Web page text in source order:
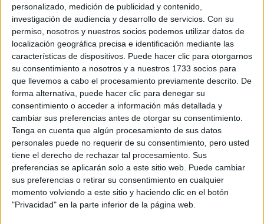
personalizado, medición de publicidad y contenido,
investigación de audiencia y desarrollo de servicios. Con su
permiso, nosotros y nuestros socios podemos utilizar datos de
localización geográfica precisa e identificación mediante las
características de dispositivos. Puede hacer clic para otorgarnos
su consentimiento a nosotros y a nuestros 1733 socios para
que llevemos a cabo el procesamiento previamente descrito. De
forma alternativa, puede hacer clic para denegar su
consentimiento o acceder a información más detallada y
cambiar sus preferencias antes de otorgar su consentimiento.
Tenga en cuenta que algún procesamiento de sus datos
personales puede no requerir de su consentimiento, pero usted
tiene el derecho de rechazar tal procesamiento. Sus
preferencias se aplicarán solo a este sitio web. Puede cambiar
sus preferencias o retirar su consentimiento en cualquier
momento volviendo a este sitio y haciendo clic en el botón
"Privacidad" en la parte inferior de la página web.
“Estamos muy contentos de que ROUGE sea la primera
perfumería de lujo de Argentinaen lanzar un dispositivo
de altísima calidad que brinda una experiencia
totalmente novedosaa la hora de encontrar la fragancia
perfecta. La aplicación ofrece una nueva forma de orientar
al cliente tanto para lacompra de su fragancia
perfecta, como para ayudar en su búsqueda a la hora de
regalar una- y brindarle las mejores sugerencias que
existen en el mercado”, destaca Alejandra Cabo,Business
Unit Director de Diffupar, Perfumerías ROUGE.